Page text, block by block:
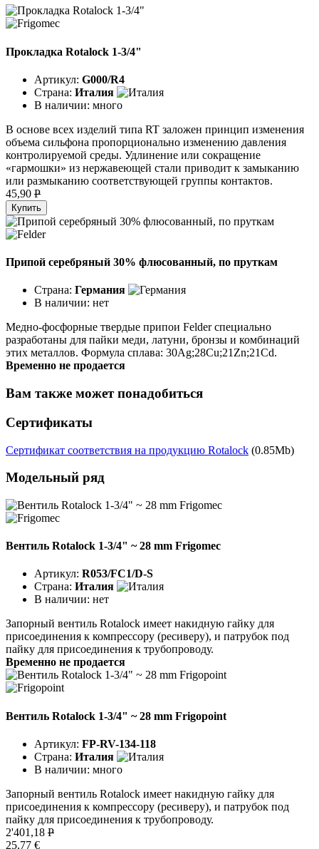
Прокладка Rotalock 1-3/4"
Артикул: G000/R4
Страна: Италия
В наличии: много
В основе всех изделий типа RT заложен принцип изменения
объема сильфона пропорционально изменению давления
контролируемой среды. Удлинение или сокращение
«гармошки» из нержавеющей стали приводит к замыканию
или размыканию соответствующей группы контактов.
45,90 P
Купить
Припой серебряный 30% флюсованный, по пруткам
Страна: Германия
В наличии: нет
Медно-фосфорные твердые припои Felder специально
разработаны для пайки меди, латуни, бронзы и комбинаций
этих металлов. Формула сплава: 30Ag;28Cu;21Zn;21Cd.
Временно не продается
Вам также может понадобиться
Сертификаты
Сертификат соответствия на продукцию Rotalock (0.85Mb)
Модельный ряд
Вентиль Rotalock 1-3/4" ~ 28 mm Frigomec
Артикул: R053/FC1/D-S
Страна: Италия
В наличии: нет
Запорный вентиль Rotalock имеет накидную гайку для
присоединения к компрессору (ресиверу), и патрубок под
пайку для присоединения к трубопроводу.
Временно не продается
Вентиль Rotalock 1-3/4" ~ 28 mm Frigopoint
Артикул: FP-RV-134-118
Страна: Италия
В наличии: много
Запорный вентиль Rotalock имеет накидную гайку для
присоединения к компрессору (ресиверу), и патрубок под
пайку для присоединения к трубопроводу.
2'401,18 P
25,77 €